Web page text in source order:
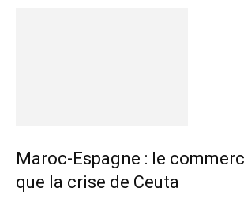
Maroc-Espagne : le
que la crise de Ceuta